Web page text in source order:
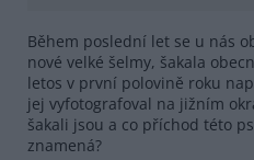
Během poslední let se u nás
nové velké šelmy, šakala
letos v první polovině roku
jej vyfotografoval na jižním
šakali jsou a co příchod této
znamená?